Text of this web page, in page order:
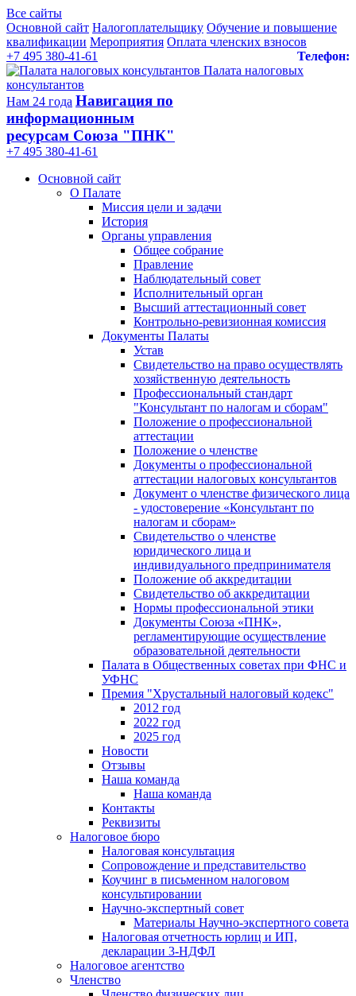
Все сайты
Основной сайт Налогоплательщику Обучение и повышение
квалификации Мероприятия Оплата членских взносов
Телефон:
+7 495 380-41-61
Палата налоговых
консультантов
Нам 24 года Навигация по
информационным
ресурсам Союза "ПНК"
+7 495 380‑41‑61
Основной сайт
О Палате
Миссия цели и задачи
История
Органы управления
Общее собрание
Правление
Наблюдательный совет
Исполнительный орган
Высший аттестационный совет
Контрольно-ревизионная комиссия
Документы Палаты
Устав
Свидетельство на право осуществлять
хозяйственную деятельность
Профессиональный стандарт
"Консультант по налогам и сборам"
Положение о профессиональной
аттестации
Положение о членстве
Документы о профессиональной
аттестации налоговых консультантов
Документ о членстве физического лица
- удостоверение «Консультант по
налогам и сборам»
Свидетельство о членстве
юридического лица и
индивидуального предпринимателя
Положение об аккредитации
Свидетельство об аккредитации
Нормы профессиональной этики
Документы Союза «ПНК»,
регламентирующие осуществление
образовательной деятельности
Палата в Общественных советах при ФНС и
УФНС
Премия "Хрустальный налоговый кодекс"
2012 год
2022 год
2025 год
Новости
Отзывы
Наша команда
Наша команда
Контакты
Реквизиты
Налоговое бюро
Налоговая консультация
Cопровождение и представительство
Коучинг в письменном налоговом
консультировании
Научно-экспертный совет
Материалы Научно-экспертного совета
Налоговая отчетность юрлиц и ИП,
декларации 3-НДФЛ
Налоговое агентство
Членство